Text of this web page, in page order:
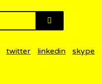
twitter linkedin skype